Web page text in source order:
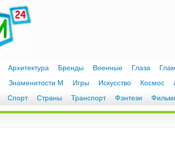
Архитектура Бренды Военные Глаза
Знаменитости М Игры Искусство Космос
Спорт Страны Транспорт Фэнтези